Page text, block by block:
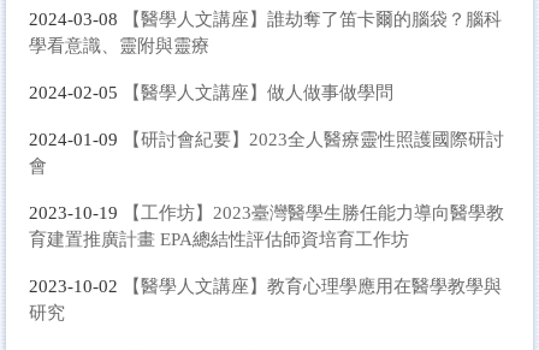
2024-03-08
【醫學人文講座】誰劫奪了笛卡爾的腦袋？腦科
學看意識、靈附與靈療
2024-02-05 【醫學人文講座】做人做事做學問
2024-01-09
【研討會紀要】2023全人醫療靈性照護國際研討
會
2023-10-19
【工作坊】2023臺灣醫學生勝任能力導向醫學教
育建置推廣計畫 EPA總結性評估師資培育工作坊
2023-10-02
【醫學人文講座】教育心理學應用在醫學教學與
研究